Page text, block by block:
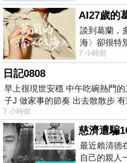
談到葛蘭，
海〉卻很特
心演戲。拍
7 小時前
日記0808
早上很現世安穩 中午吃碗熱門
子J 做家事的節奏 出去散散步
7 小時前
慈濟遭騙
最近賴清德
自己的親人